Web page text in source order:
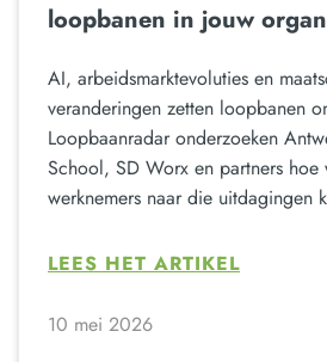
loopbanen in jouw
AI, arbeidsmarktevoluties en
veranderingen zetten loopbanen
Loopbaanradar onderzoeken
School, SD Worx en partners hoe
werknemers naar die uitdagingen
LEES HET ARTIKEL
10 mei 2026